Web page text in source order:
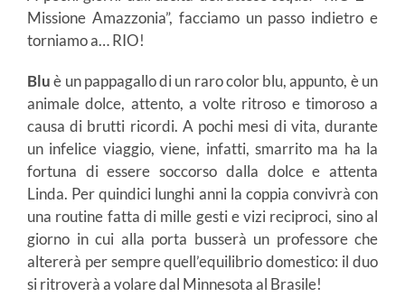
Missione Amazzonia”, facciamo un passo indietro e
torniamo a… RIO!
Bluè un pappagallo di un raro color blu, appunto, è un
animale dolce, attento, a volte ritroso e timoroso a
causa di brutti ricordi. A pochi mesi di vita, durante
un infelice viaggio, viene, infatti, smarrito ma ha la
fortuna di essere soccorso dalla dolce e attenta
Linda. Per quindici lunghi anni la coppia convivrà con
una routine fatta di mille gesti e vizi reciproci, sino al
giorno in cui alla porta busserà un professore che
altererà per sempre quell’equilibrio domestico: il duo
si ritroverà a volare dal Minnesota al Brasile!